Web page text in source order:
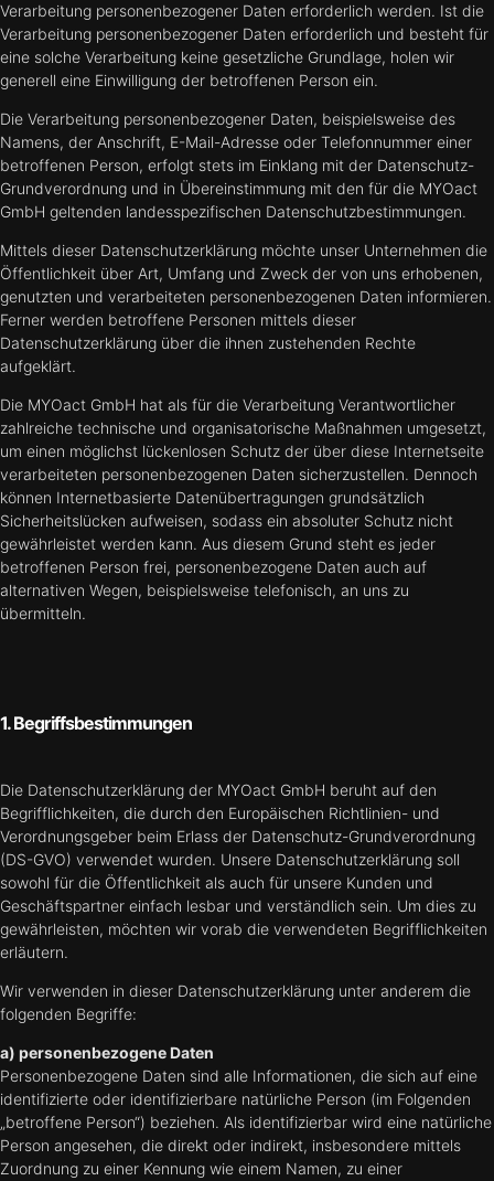
Verarbeitung personenbezogener Daten erforderlich werden. Ist die
Verarbeitung personenbezogener Daten erforderlich und besteht für
eine solche Verarbeitung keine gesetzliche Grundlage, holen wir
generell eine Einwilligung der betroffenen Person ein.
Die Verarbeitung personenbezogener Daten, beispielsweise des
Namens, der Anschrift, E-Mail-Adresse oder Telefonnummer einer
betroffenen Person, erfolgt stets im Einklang mit der Datenschutz-
Grundverordnung und in Übereinstimmung mit den für die MYOact
GmbH geltenden landesspezifischen Datenschutzbestimmungen.
Mittels dieser Datenschutzerklärung möchte unser Unternehmen die
Öffentlichkeit über Art, Umfang und Zweck der von uns erhobenen,
genutzten und verarbeiteten personenbezogenen Daten informieren.
Ferner werden betroffene Personen mittels dieser
Datenschutzerklärung über die ihnen zustehenden Rechte
aufgeklärt.
Die MYOact GmbH hat als für die Verarbeitung Verantwortlicher
zahlreiche technische und organisatorische Maßnahmen umgesetzt,
um einen möglichst lückenlosen Schutz der über diese Internetseite
verarbeiteten personenbezogenen Daten sicherzustellen. Dennoch
können Internetbasierte Datenübertragungen grundsätzlich
Sicherheitslücken aufweisen, sodass ein absoluter Schutz nicht
gewährleistet werden kann. Aus diesem Grund steht es jeder
betroffenen Person frei, personenbezogene Daten auch auf
alternativen Wegen, beispielsweise telefonisch, an uns zu
übermitteln.
1. Begriffsbestimmungen
Die Datenschutzerklärung der MYOact GmbH beruht auf den
Begrifflichkeiten, die durch den Europäischen Richtlinien- und
Verordnungsgeber beim Erlass der Datenschutz-Grundverordnung
(DS-GVO) verwendet wurden. Unsere Datenschutzerklärung soll
sowohl für die Öffentlichkeit als auch für unsere Kunden und
Geschäftspartner einfach lesbar und verständlich sein. Um dies zu
gewährleisten, möchten wir vorab die verwendeten Begrifflichkeiten
erläutern.
Wir verwenden in dieser Datenschutzerklärung unter anderem die
folgenden Begriffe:
a) personenbezogene Daten
Personenbezogene Daten sind alle Informationen, die sich auf eine
identifizierte oder identifizierbare natürliche Person (im Folgenden
„betroffene Person“) beziehen. Als identifizierbar wird eine natürliche
Person angesehen, die direkt oder indirekt, insbesondere mittels
Zuordnung zu einer Kennung wie einem Namen, zu einer